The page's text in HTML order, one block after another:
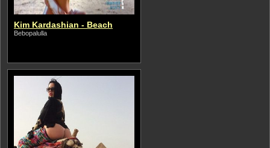
Kim Kardashian - Beach
Bebopalulla